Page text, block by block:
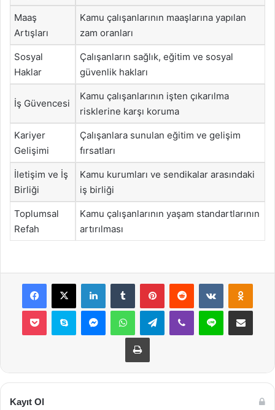
Maaş
Artışları
Kamu çalışanlarının maaşlarına yapılan
zam oranları
Sosyal
Haklar
Çalışanların sağlık, eğitim ve sosyal
güvenlik hakları
İş Güvencesi
Kamu çalışanlarının işten çıkarılma
risklerine karşı koruma
Kariyer
Gelişimi
Çalışanlara sunulan eğitim ve gelişim
fırsatları
İletişim ve İş
Birliği
Kamu kurumları ve sendikalar arasındaki
iş birliği
Toplumsal
Refah
Kamu çalışanlarının yaşam standartlarının
artırılması
Facebook
X LinkedInTumblr PinterestReddit VKontakte
Pocket Skype MessengerWhatsAppTelegramViber Line E-Posta ile
Yazdır
Kayıt Ol